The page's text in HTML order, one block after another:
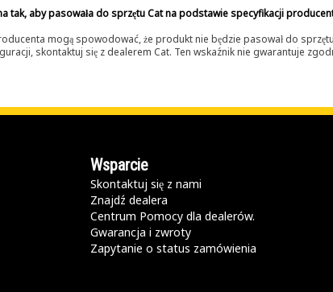
tak, aby pasowała do sprzętu Cat na podstawie specyfikacji
mogą spowodować, że produkt nie będzie pasował do
skontaktuj się z dealerem Cat. Ten wskaźnik nie gwarantuje
Wsparcie
Skontaktuj się z nami
Znajdź dealera
Centrum Pomocy dla dealerów.
Gwarancja i zwroty
Zapytanie o status zamówienia